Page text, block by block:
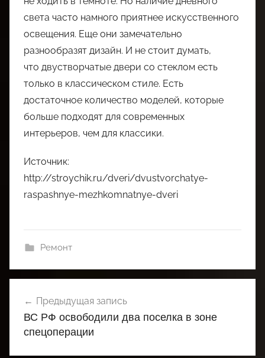
света часто намного приятнее искусственного
освещения. Еще они замечательно
разнообразят дизайн. И не стоит думать,
что двустворчатые двери со стеклом есть
только в классическом стиле. Есть
достаточное количество моделей, которые
больше подходят для современных
интерьеров, чем для классики.
Источник:
http://stroychik.ru/dveri/dvustvorchatye-
raspashnye-mezhkomnatnye-dveri
Ремонт
по
записям
Предыдущая запись
ВС РФ освободили два поселка в зоне
спецоперации